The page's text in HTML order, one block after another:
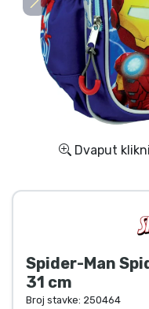
Dvaput
Spider-Man
31 cm
Broj stavke: 250464
Dostava i
TV serija
Film proizvodi
Crtani proizvodi
Anime proizvodi
Gamer
Sportski